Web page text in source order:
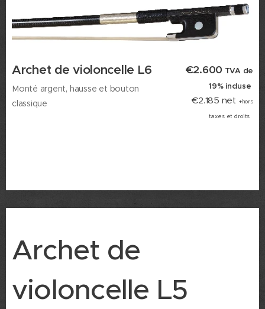
Archet de violoncelle L6
Monté argent, hausse et bouton
classique
€2.600 TVA de
19% incluse
€2.185 net +hors
taxes et droits
Archet de
violoncelle L5